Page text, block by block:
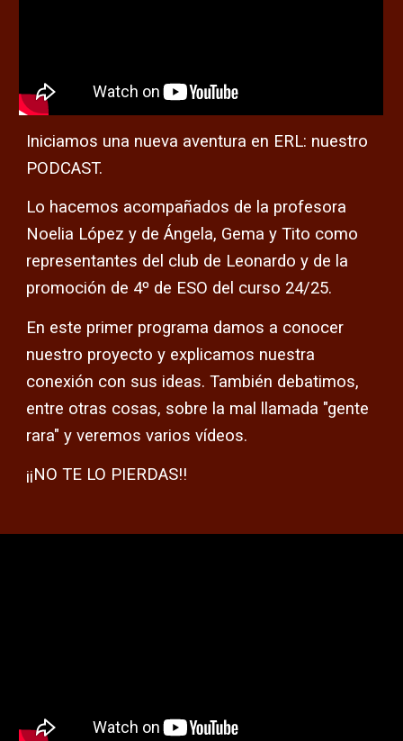
Iniciamos una nueva aventura en ERL: nuestro
PODCAST.
Lo hacemos acompañados de la profesora
Noelia López y de Ángela, Gema y Tito como
representantes del club de Leonardo y de la
promoción de 4º de ESO del curso 24/25.
En este primer programa damos a conocer
nuestro proyecto y explicamos nuestra
conexión con sus ideas. También debatimos,
entre otras cosas, sobre la mal llamada "gente
rara" y veremos varios vídeos.
¡¡NO TE LO PIERDAS!!